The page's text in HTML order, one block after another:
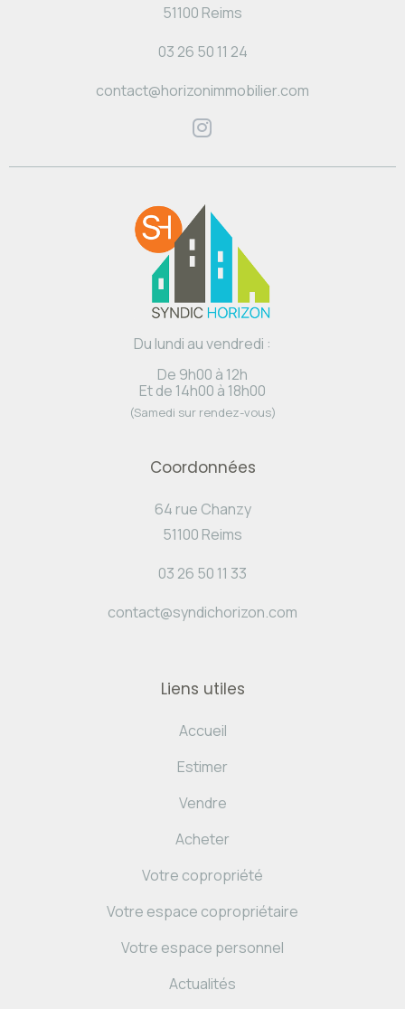
51100 Reims
03 26 50 11 24
contact@horizonimmobilier.com
Du lundi au vendredi :
De 9h00 à 12h
Et de 14h00 à 18h00
(Samedi sur rendez-vous)
Coordonnées
64 rue Chanzy
51100 Reims
03 26 50 11 33
contact@syndichorizon.com
Liens utiles
Accueil
Estimer
Vendre
Acheter
Votre copropriété
Votre espace copropriétaire
Votre espace personnel
Actualités